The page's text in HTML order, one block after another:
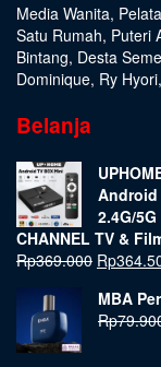
Media Wanita,
Satu Rumah, Puteri
Bintang, Desta
Dominique, Ry Hyori,
Belanja
Android
2.4G/
CHANNEL TV &
Rp369.000 Rp
MBA
Rp